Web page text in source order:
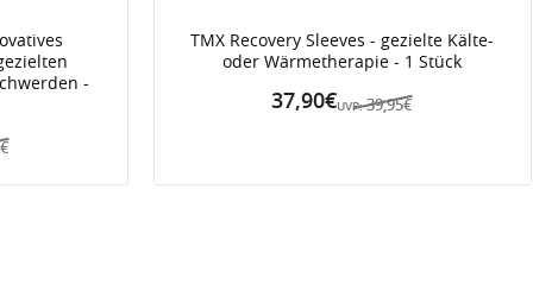
-
TMX Recovery Sleeves - gezielte Kälte-
oder Wärmetherapie - 1 Stück
UVP: 39,95€
37,90€